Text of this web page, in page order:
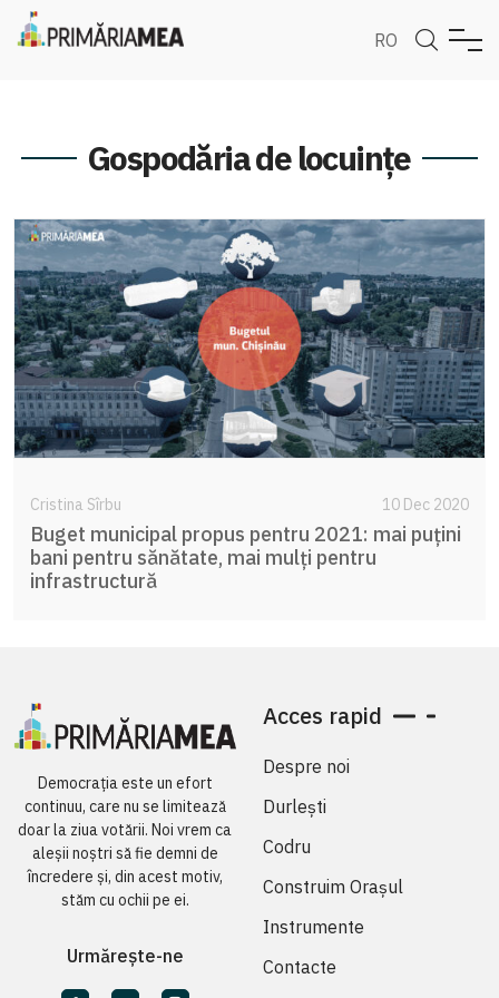
RO
Gospodăria de locuințe
Cristina Sîrbu 10 Dec 2020
Buget municipal propus pentru 2021: mai puțini
bani pentru sănătate, mai mulți pentru
infrastructură
Democrația este un efort
continuu, care nu se limitează
doar la ziua votării. Noi vrem ca
aleșii noștri să fie demni de
încredere și, din acest motiv,
stăm cu ochii pe ei.
Urmărește-ne
Acces rapid
Despre noi
Durlești
Codru
Construim Orașul
Instrumente
Contacte